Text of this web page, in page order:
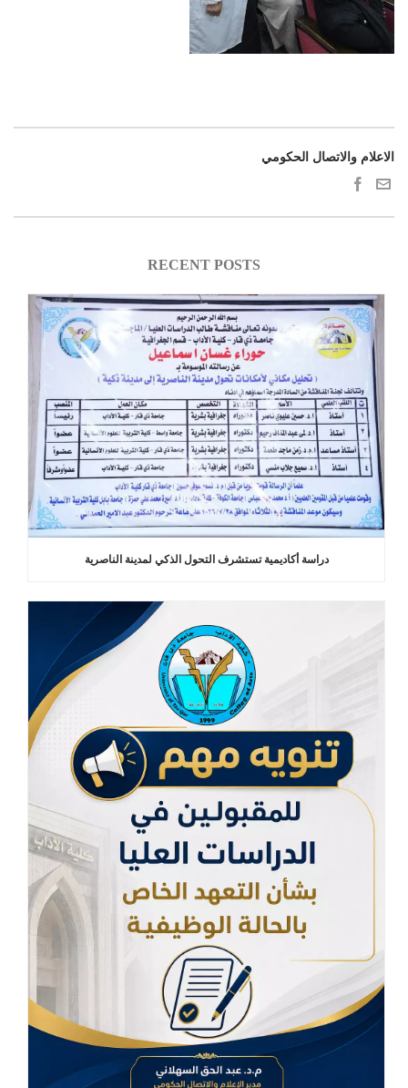
الاعلام والاتصال الحكومي
RECENT POSTS
دراسة أكاديمية تستشرف التحول الذكي لمدينة الناصرية